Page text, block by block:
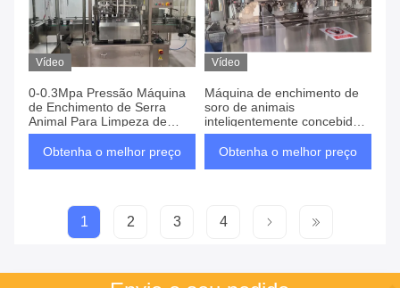
Vídeo
0-0.3Mpa Pressão Máquina
de Enchimento de Serra
Animal Para Limpeza de
Precisão
Obtenha o melhor preço
Vídeo
Máquina de enchimento de
soro de animais
inteligentemente concebida
com sistema de
monitorização online
Obtenha o melhor preço
1 2 3 4